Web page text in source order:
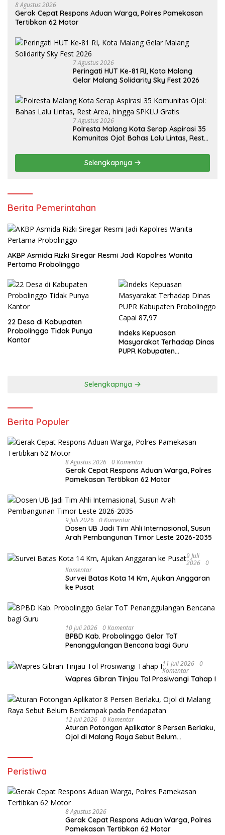
8 Agustus 2026
Gerak Cepat Respons Aduan Warga, Polres Pamekasan
Tertibkan 62 Motor
7 Agustus 2026
Peringati HUT Ke-81 RI, Kota Malang
Gelar Malang Solidarity Sky Fest 2026
7 Agustus 2026
Polresta Malang Kota Serap Aspirasi 35
Komunitas Ojol: Bahas Lalu Lintas, Rest
Selengkapnya
Berita Pemerintahan
AKBP Asmida Rizki Siregar Resmi Jadi Kapolres Wanita
Pertama Probolinggo
22 Desa di Kabupaten
Probolinggo Tidak Punya
Kantor
Indeks Kepuasan
Masyarakat Terhadap Dinas
PUPR Kabupaten
Selengkapnya
Berita Populer
8 Agustus 2026 0 Komentar
Gerak Cepat Respons Aduan Warga, Polres
Pamekasan Tertibkan 62 Motor
9 Juli 2026 0 Komentar
Dosen UB Jadi Tim Ahli Internasional, Susun
Arah Pembangunan Timor Leste 2026-2035
9 Juli
2026 0
Komentar
Survei Batas Kota 14 Km, Ajukan Anggaran
ke Pusat
10 Juli 2026 0 Komentar
BPBD Kab. Probolinggo Gelar ToT
Penanggulangan Bencana bagi Guru
11 Juli 2026 0
Komentar
Wapres Gibran Tinjau Tol Prosiwangi Tahap I
12 Juli 2026 0 Komentar
Aturan Potongan Aplikator 8 Persen Berlaku,
Ojol di Malang Raya Sebut Belum
Peristiwa
8 Agustus 2026
Gerak Cepat Respons Aduan Warga, Polres
Pamekasan Tertibkan 62 Motor